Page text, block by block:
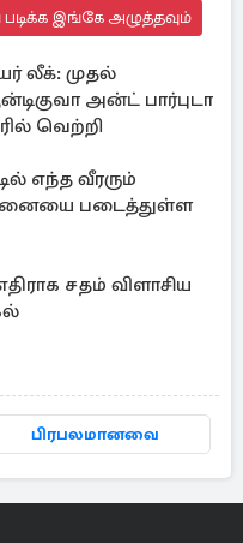
இங்கே அழுத்தவும்
லீக்: முதல்
அன்ட் பார்புடா
வெற்றி
எந்த வீரரும்
படைத்துள்ள
சதம் விளாசிய
பிரபலமானவை